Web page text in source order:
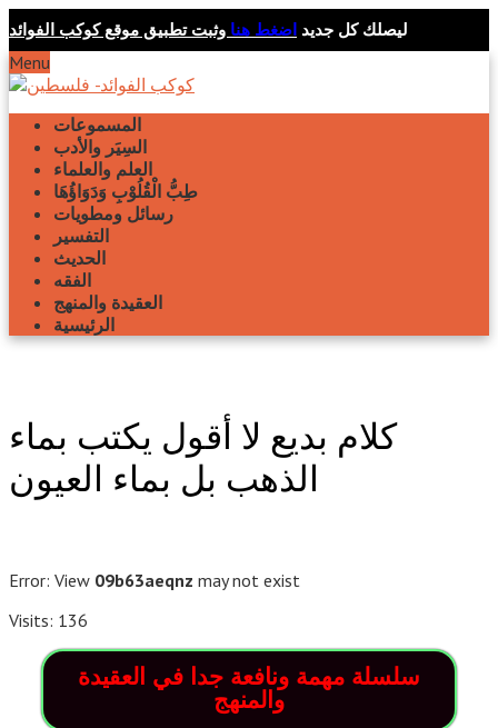
ليصلك كل جديد اضغط هنا وثبت تطبيق موقع كوكب الفوائد
Menu
المسموعات
السِيَر والأدب
العلم والعلماء
طِبُّ الْقُلُوْبِ وَدَوَاؤُهَا
رسائل ومطويات
التفسير
الحديث
الفقه
العقيدة والمنهج
الرئيسية
كلام بديع لا أقول يكتب بماء
الذهب بل بماء العيون
Error: View 09b63aeqnz may not exist
Visits: 136
سلسلة مهمة ونافعة جدا في العقيدة
والمنهج